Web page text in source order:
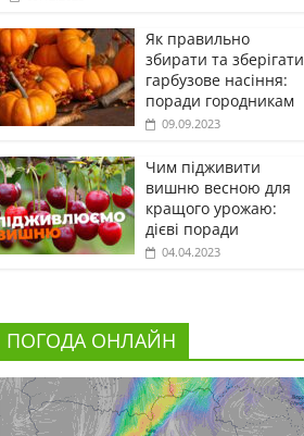
Як правильно
збирати та зберігати
гарбузове насіння:
поради городникам
09.09.2023
Чим підживити
вишню весною для
кращого урожаю:
дієві поради
04.04.2023
ПОГОДА ОНЛАЙН